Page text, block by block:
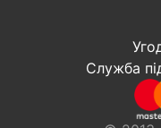
Служба